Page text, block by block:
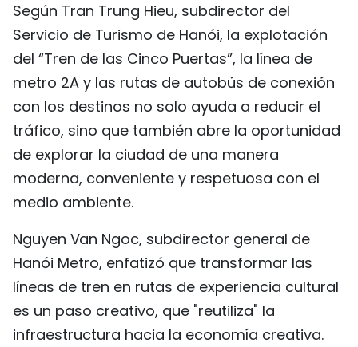
Según Tran Trung Hieu, subdirector del
Servicio de Turismo de Hanói, la explotación
del “Tren de las Cinco Puertas”, la línea de
metro 2A y las rutas de autobús de conexión
con los destinos no solo ayuda a reducir el
tráfico, sino que también abre la oportunidad
de explorar la ciudad de una manera
moderna, conveniente y respetuosa con el
medio ambiente.
Nguyen Van Ngoc, subdirector general de
Hanói Metro, enfatizó que transformar las
líneas de tren en rutas de experiencia cultural
es un paso creativo, que "reutiliza" la
infraestructura hacia la economía creativa.